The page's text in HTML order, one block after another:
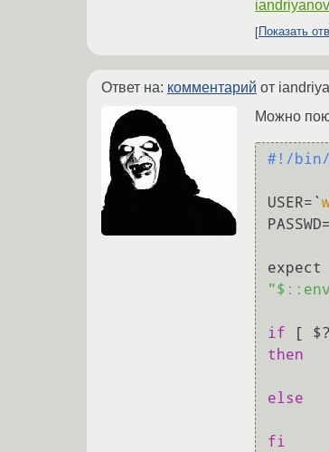
iandriyanov
Показать
Ответ на: комментарий от
Можно
#!/bin/
USER=`
PASSWD=
if
then
else
fi